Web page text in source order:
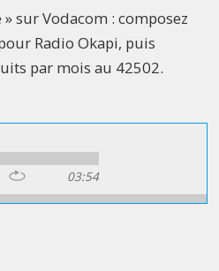
sur Vodacom : composez
Radio Okapi, puis
par mois au 42502.
03:54